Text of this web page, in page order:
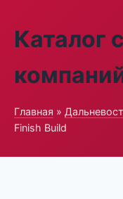
Каталог
Главная »
Finish Build